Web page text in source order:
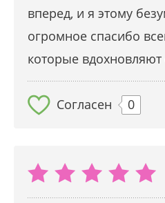
вперед, и я этому
огромное спасибо
которые
Согласен 0